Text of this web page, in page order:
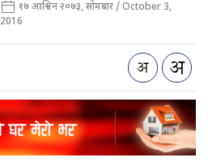
१७ आश्विन २०७३, सोमबार / October 3,
2016